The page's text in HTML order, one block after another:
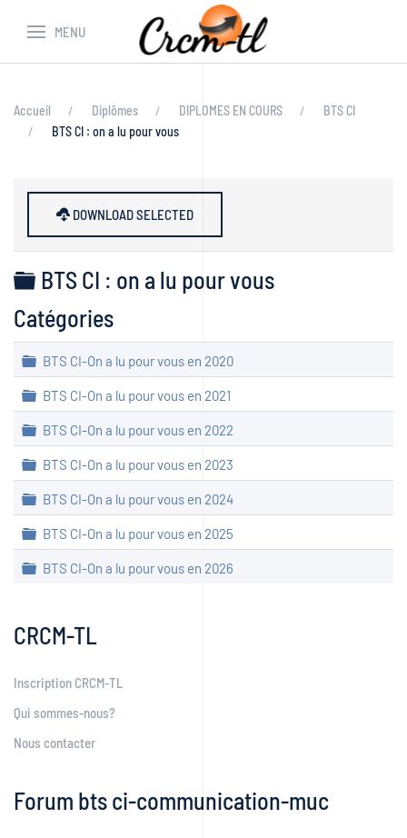
MENU
Accueil Diplômes DIPLOMES EN COURS
BTS CI
BTS CI : on a lu pour vous
DOWNLOAD SELECTED
Dossier
BTS CI : on a lu pour vous
Catégories
Dossier
BTS CI-On a lu pour vous en 2020
Dossier
BTS CI-On a lu pour vous en 2021
Dossier
BTS CI-On a lu pour vous en 2022
Dossier
BTS CI-On a lu pour vous en 2023
Dossier
BTS CI-On a lu pour vous en 2024
Dossier
BTS CI-On a lu pour vous en 2025
Dossier
BTS CI-On a lu pour vous en 2026
CRCM-TL
Inscription CRCM-TL
Qui sommes-nous?
Nous contacter
Forum bts ci-communication-muc